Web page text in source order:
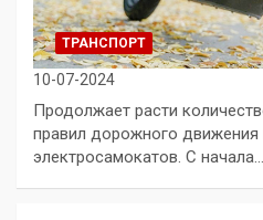
ТРАНСПОРТ
10-07-2024
Продолжает расти
правил дорожного
электросамокатов. С начала…